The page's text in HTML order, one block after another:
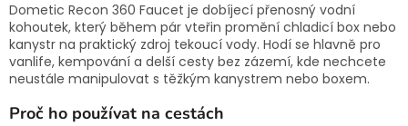
Dometic Recon 360 Faucet je dobíjecí přenosný vodní
kohoutek, který během pár vteřin promění chladicí box nebo
kanystr na praktický zdroj tekoucí vody. Hodí se hlavně pro
vanlife, kempování a delší cesty bez zázemí, kde nechcete
neustále manipulovat s těžkým kanystrem nebo boxem.
Proč ho používat na cestách